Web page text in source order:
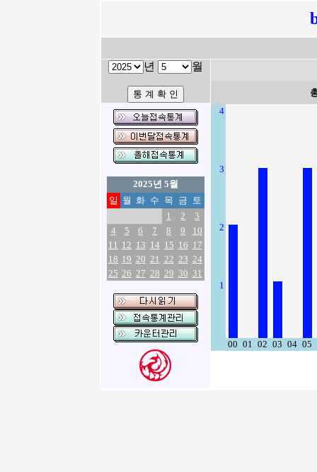
년 월
2025년 5월
일 월 화 수 목 금 토
1
2
3
4
5 6 7 8 9
10
11 12 13 14 15 16 17
18 19 20 21 22 23 24
25 26 27 28 29 30 31
4
3
2
1
00 01 02 03 04 05